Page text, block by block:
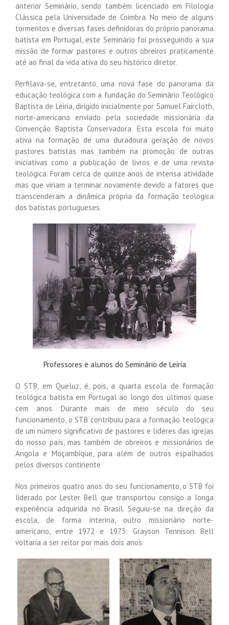
anterior Seminário, sendo também licenciado em Filologia
Clássica pela Universidade de Coimbra. No meio de alguns
tormentos e diversas fases definidoras do próprio panorama
batista em Portugal, este Seminário foi prosseguindo a sua
missão de formar pastores e outros obreiros praticamente
até ao final da vida ativa do seu histórico diretor.
Perfilava-se, entretanto, uma nova fase do panorama da
educação teológica com a fundação do Seminário Teológico
Baptista de Leiria, dirigido inicialmente por Samuel Faircloth,
norte-americano enviado pela sociedade missionária da
Convenção Baptista Conservadora. Esta escola foi muito
ativa na formação de uma duradoura geração de novos
pastores batistas mas também na promoção de outras
iniciativas como a publicação de livros e de uma revista
teológica. Foram cerca de quinze anos de intensa atividade
mas que viriam a terminar novamente devido a fatores que
transcenderam a dinâmica própria da formação teológica
dos batistas portugueses.
Professores e alunos do Seminário de Leiria
O STB, em Queluz, é, pois, a quarta escola de formação
teológica batista em Portugal ao longo dos últimos quase
cem anos. Durante mais de meio século do seu
funcionamento, o STB contribuiu para a formação teológica
de um número significativo de pastores e líderes das igrejas
do nosso país, mas também de obreiros e missionários de
Angola e Moçambique, para além de outros espalhados
pelos diversos continente
Nos primeiros quatro anos do seu funcionamento, o STB foi
liderado por Lester Bell que transportou consigo a longa
experiência adquirida no Brasil. Seguiu-se na direção da
escola, de forma interina, outro missionário norte-
americano, entre 1972 e 1973: Grayson Tennison. Bell
voltaria a ser reitor por mais dois anos.